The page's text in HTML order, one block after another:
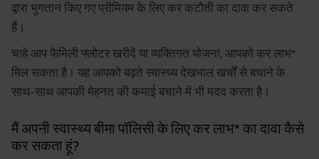
द्वारा भुगतान किए गए प्रीमियम के लिए कर कटौती का दावा कर सकते
हैं।
चाहे आप फैमिली फ्लोटर खरीदें या व्यक्तिगत योजना, आपको कर लाभ*
मिल सकता है। यह आपको बढ़ते स्वास्थ्य देखभाल खर्चों से बचाने के
साथ-साथ आपकी मेहनत की कमाई बचाने में भी मदद करता है।
मैं अपनी स्वास्थ्य बीमा पॉलिसी के लिए कर लाभ* का दावा कैसे
कर सकता हूं?